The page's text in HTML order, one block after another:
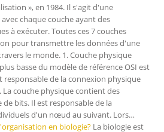
», en 1984. Il s'agit d'une
chaque couche ayant des
à exécuter. Toutes ces 7 couches
pour transmettre les données d'une
le monde. 1. Couche physique
basse du modèle de référence OSI est
responsable de la connexion physique
La couche physique contient des
bits. Il est responsable de la
d'un nœud au suivant. Lors…
en biologie? La biologie est